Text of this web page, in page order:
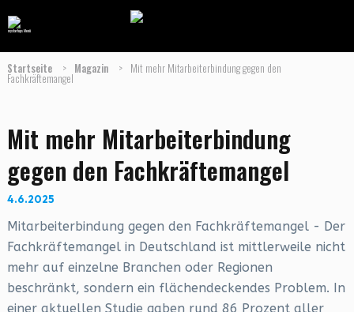
Startseite > Magazin > Mit mehr Mitarbeiterbindung gegen den
Fachkräftemangel
Mit mehr Mitarbeiterbindung
gegen den Fachkräftemangel
4.6.2025
Mitarbeiterbindung gegen den Fachkräftemangel - Der
Fachkräftemangel in Deutschland ist mittlerweile nicht
mehr auf einzelne Branchen oder Regionen
beschränkt, sondern ein flächendeckendes Problem. In
einer aktuellen Studie gaben rund 86 Prozent aller